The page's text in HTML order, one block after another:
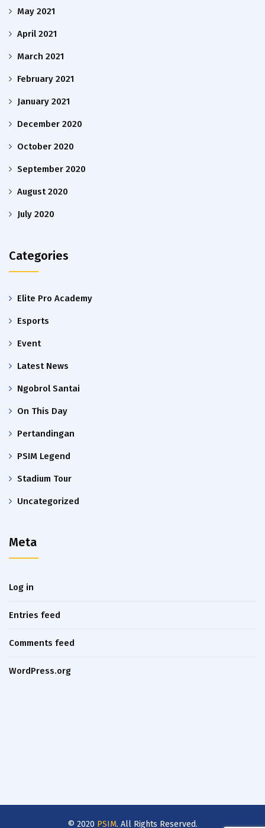
May 2021
April 2021
March 2021
February 2021
January 2021
December 2020
October 2020
September 2020
August 2020
July 2020
Categories
Elite Pro Academy
Esports
Event
Latest News
Ngobrol Santai
On This Day
Pertandingan
PSIM Legend
Stadium Tour
Uncategorized
Meta
Log in
Entries feed
Comments feed
WordPress.org
© 2020 PSIM. All Rights Reserved.